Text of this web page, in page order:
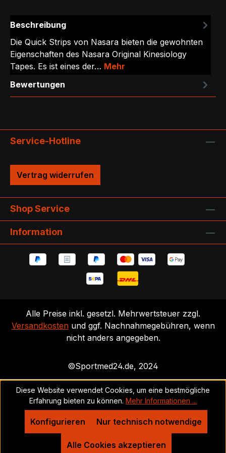
Beschreibung
Die Quick Strips von Nasara bieten die gewohnten
Eigenschaften des Nasara Original Kinesiology
Tapes. Es ist eines der… Mehr
Bewertungen
Service-Hotline
Vertrag widerrufen
Shop Service
Information
Alle Preise inkl. gesetzl. Mehrwertsteuer zzgl.
Versandkosten und ggf. Nachnahmegebühren, wenn
nicht anders angegeben.
©Sportmed24.de, 2024
Diese Website verwendet Cookies, um eine bestmögliche
Erfahrung bieten zu können. Mehr Informationen ...
Nur technisch notwendige
Konfigurieren
Alle Cookies akzeptieren